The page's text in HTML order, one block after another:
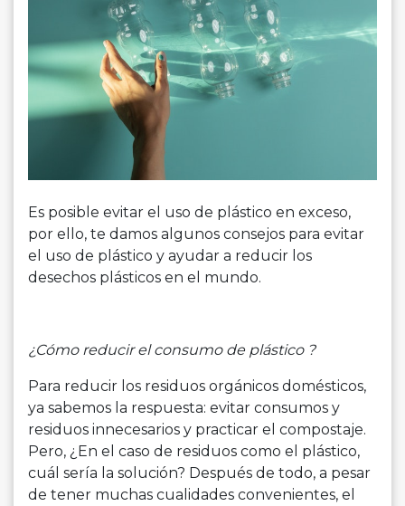
Es posible evitar el uso de plástico en exceso,
por ello, te damos algunos consejos para evitar
el uso de plástico y ayudar a reducir los
desechos plásticos en el mundo.
¿Cómo reducir el consumo de plástico ?
Para reducir los residuos orgánicos domésticos,
ya sabemos la respuesta: evitar consumos y
residuos innecesarios y practicar el compostaje.
Pero, ¿En el caso de residuos como el plástico,
cuál sería la solución? Después de todo, a pesar
de tener muchas cualidades convenientes, el